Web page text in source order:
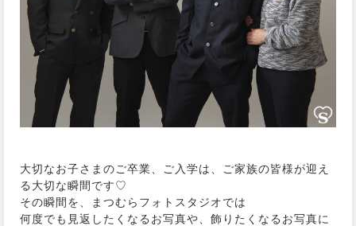
大切なお子さまのご卒業、ご入学は、ご家族の皆様が迎え
る大切な瞬間です♡
その瞬間を、まつむらフォトスタジオでは
何度でも見返したくなるお写真や、飾りたくなるお写真に